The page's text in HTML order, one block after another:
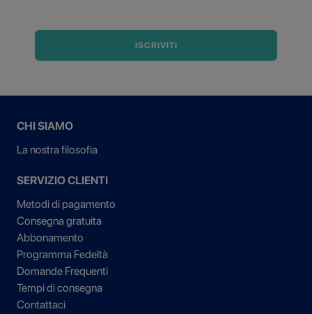
ISCRIVITI
CHI SIAMO
La nostra filosofia
SERVIZIO CLIENTI
Metodi di pagamento
Consegna gratuita
Abbonamento
Programma Fedeltà
Domande Frequenti
Tempi di consegna
Contattaci